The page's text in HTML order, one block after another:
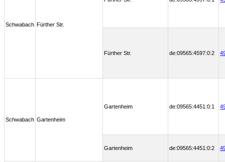
Schwabach Fürther Str.
Fürther Str. de:09565:4597:0:2
Schwabach Gartenheim
Gartenheim de:09565:4451:0:1
Gartenheim de:09565:4451:0:2